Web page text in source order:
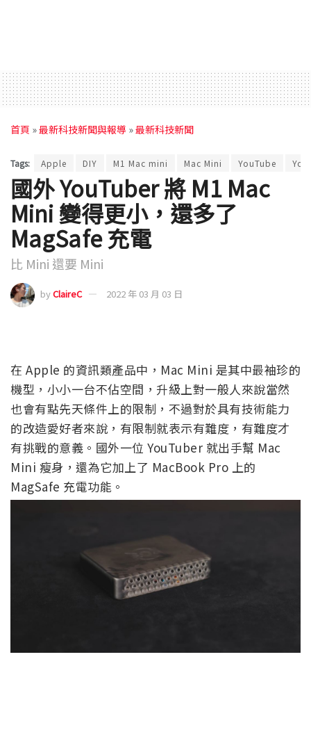
首頁 »最新科技新聞與報導 »最新科技新聞
Tags: Apple DIY M1 Mac mini Mac Mini YouTube
國外 YouTuber 將 M1 Mac
Mini 變得更小，還多了
MagSafe 充電
比 Mini 還要 Mini
byClaireC 2022 年 03 月 03 日
在 Apple 的資訊類產品中，Mac Mini 是其中最袖珍的
機型，小小一台不佔空間，升級上對一般人來說當然
也會有點先天條件上的限制，不過對於具有技術能力
的改造愛好者來說，有限制就表示有難度，有難度才
有挑戰的意義。國外一位 YouTuber 就出手幫 Mac
Mini 瘦身，還為它加上了 MacBook Pro 上的
MagSafe 充電功能。